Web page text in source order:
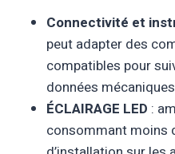
Connectivité et
peut adapter des
compatibles pour
données
ÉCLAIRAGE LED :
consommant moins